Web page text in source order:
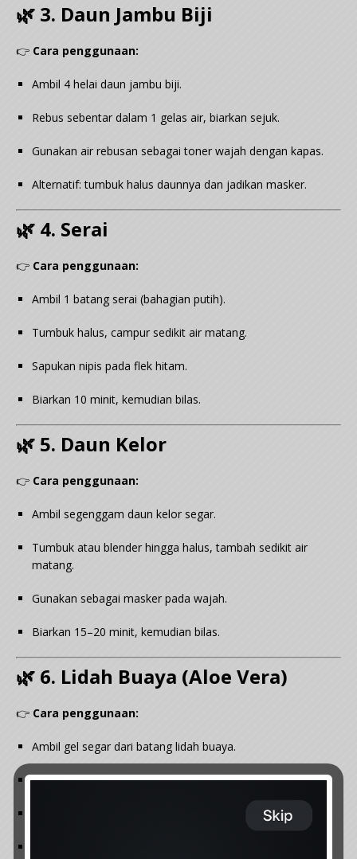
🌿 3. Daun Jambu Biji
👉 Cara penggunaan:
Ambil 4 helai daun jambu biji.
Rebus sebentar dalam 1 gelas air, biarkan sejuk.
Gunakan air rebusan sebagai toner wajah dengan kapas.
Alternatif: tumbuk halus daunnya dan jadikan masker.
🌿 4. Serai
👉 Cara penggunaan:
Ambil 1 batang serai (bahagian putih).
Tumbuk halus, campur sedikit air matang.
Sapukan nipis pada flek hitam.
Biarkan 10 minit, kemudian bilas.
🌿 5. Daun Kelor
👉 Cara penggunaan:
Ambil segenggam daun kelor segar.
Tumbuk atau blender hingga halus, tambah sedikit air
matang.
Gunakan sebagai masker pada wajah.
Biarkan 15–20 minit, kemudian bilas.
🌿 6. Lidah Buaya (Aloe Vera)
👉 Cara penggunaan:
Ambil gel segar dari batang lidah buaya.
Sapukan terus pada flek hitam.